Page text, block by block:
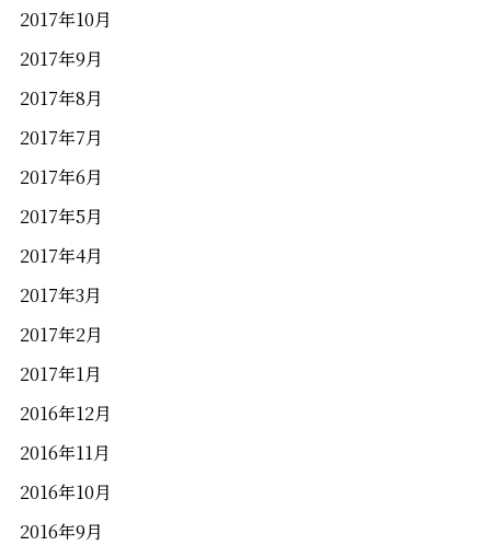
2017年10月
2017年9月
2017年8月
2017年7月
2017年6月
2017年5月
2017年4月
2017年3月
2017年2月
2017年1月
2016年12月
2016年11月
2016年10月
2016年9月